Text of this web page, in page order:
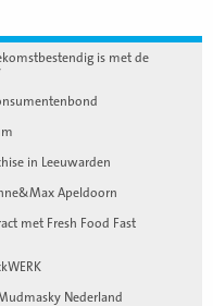
is met de
in Leeuwarden
Apeldoorn
met Fresh Food Fast
Nederland